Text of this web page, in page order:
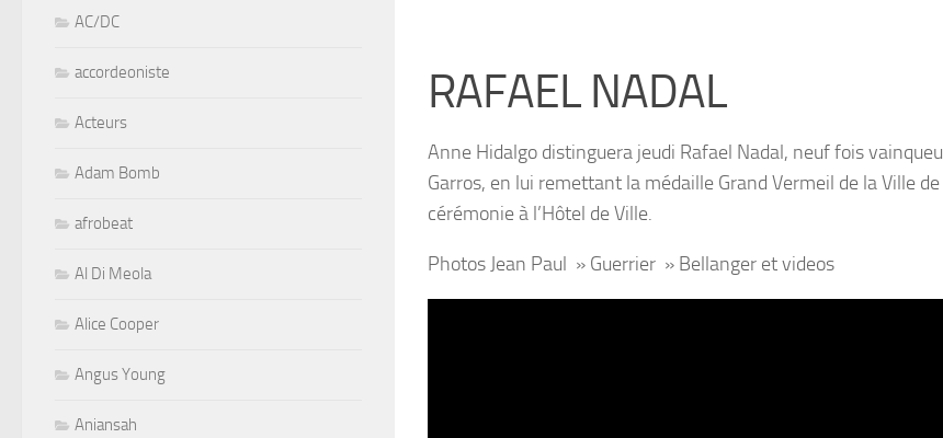
RAFAEL NADAL
Anne Hidalgo distinguera jeudi Rafael Nadal, neuf fois
Garros, en lui remettant la médaille Grand Vermeil de la Ville de
cérémonie à l’Hôtel de Ville.
Photos Jean Paul » Guerrier » Bellanger et videos
AC/DC
accordeoniste
Acteurs
Adam Bomb
afrobeat
Al Di Meola
Alice Cooper
Angus Young
Aniansah